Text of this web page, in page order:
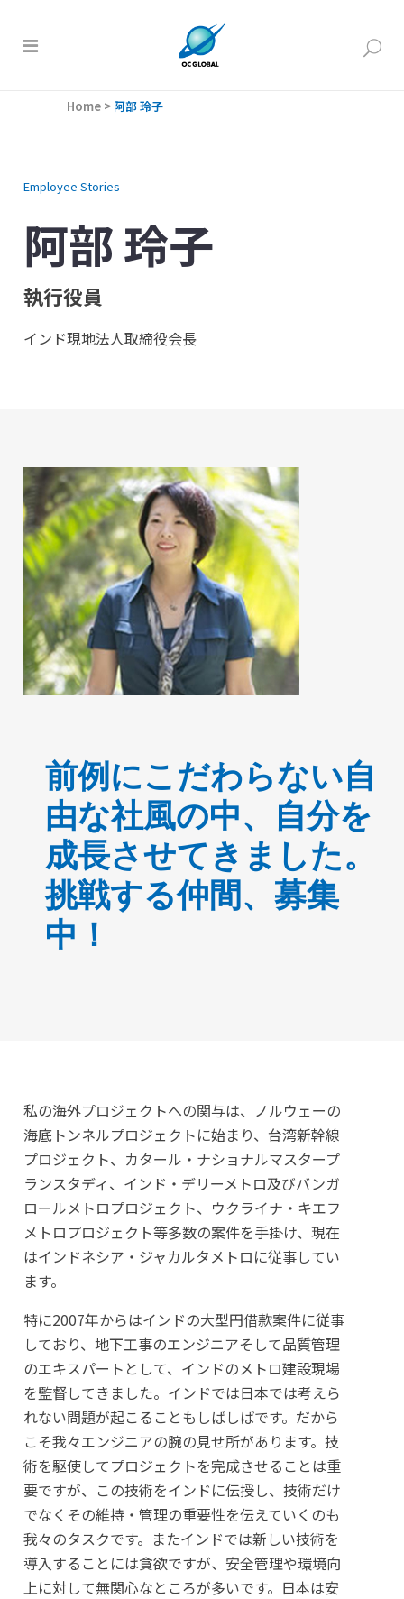
Home > 阿部 玲子
Employee Stories
阿部 玲子
執行役員
インド現地法人取締役会長
前例にこだわらない自
由な社風の中、自分を
成長させてきました。
挑戦する仲間、募集
中！
私の海外プロジェクトへの関与は、ノルウェーの
海底トンネルプロジェクトに始まり、台湾新幹線
プロジェクト、カタール・ナショナルマスタープ
ランスタディ、インド・デリーメトロ及びバンガ
ロールメトロプロジェクト、ウクライナ・キエフ
メトロプロジェクト等多数の案件を手掛け、現在
はインドネシア・ジャカルタメトロに従事してい
ます。
特に2007年からはインドの大型円借款案件に従事
しており、地下工事のエンジニアそして品質管理
のエキスパートとして、インドのメトロ建設現場
を監督してきました。インドでは日本では考えら
れない問題が起こることもしばしばです。だから
こそ我々エンジニアの腕の見せ所があります。技
術を駆使してプロジェクトを完成させることは重
要ですが、この技術をインドに伝授し、技術だけ
でなくその維持・管理の重要性を伝えていくのも
我々のタスクです。またインドでは新しい技術を
導入することには貪欲ですが、安全管理や環境向
上に対して無関心なところが多いです。日本は安